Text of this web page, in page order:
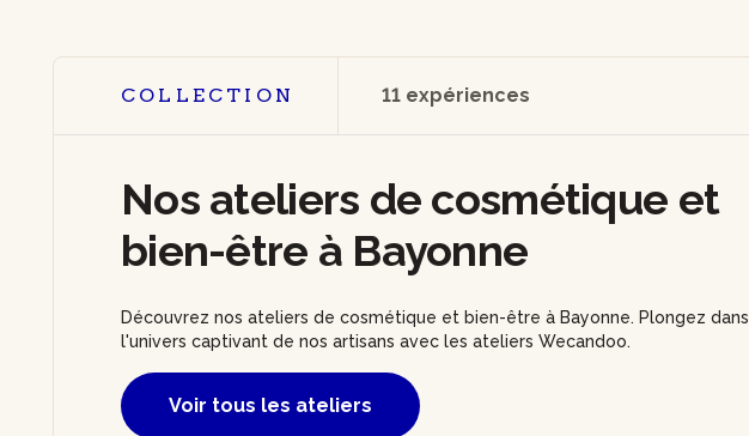
COLLECTION 11 expériences
Nos ateliers de cosmétique et
bien-être à Bayonne
Découvrez nos ateliers de cosmétique et bien-être à Bayonne. Plongez dans
l'univers captivant de nos artisans avec les ateliers Wecandoo.
Voir tous les ateliers